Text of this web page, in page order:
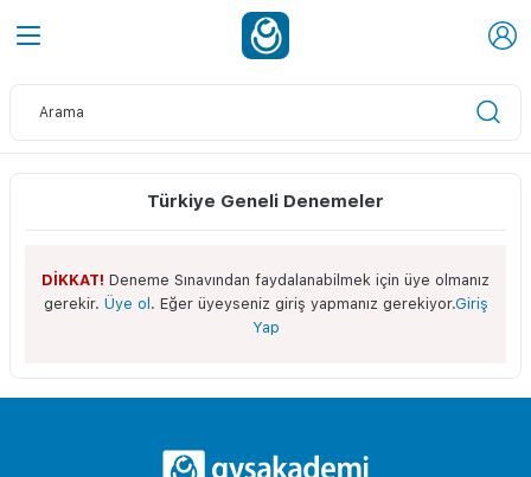
Türkiye Geneli Denemeler
DİKKAT! Deneme Sınavından faydalanabilmek için üye olmanız
gerekir. Üye ol . Eğer üyeyseniz giriş yapmanız gerekiyor.Giriş
Yap